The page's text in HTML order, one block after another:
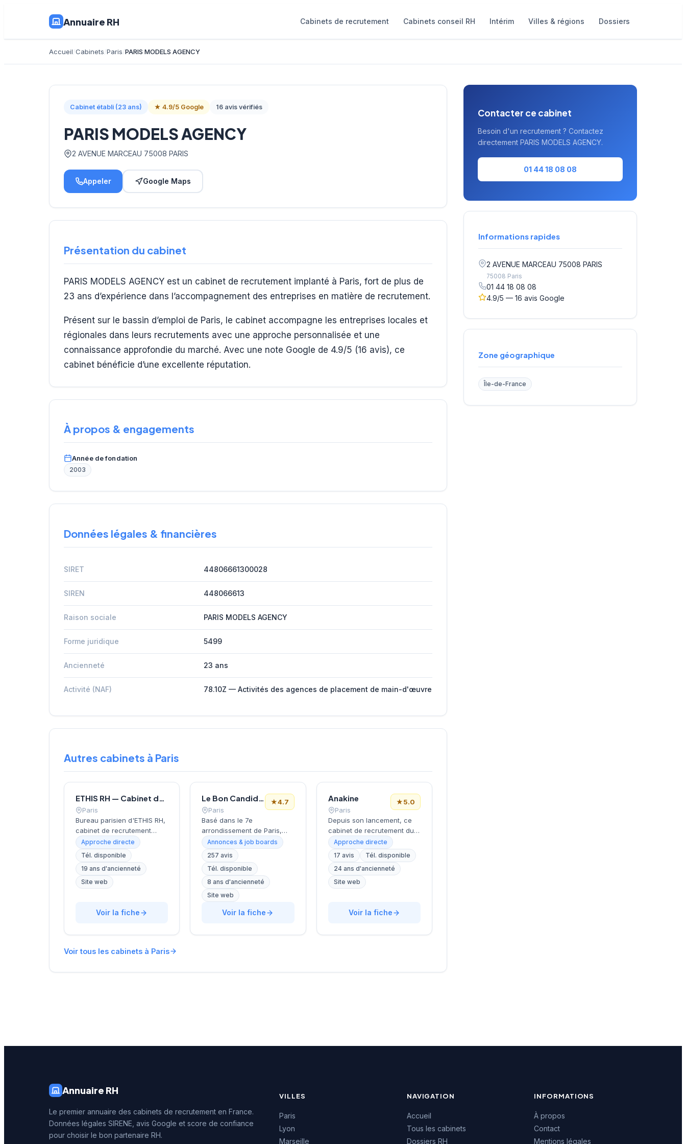
Annuaire RH Cabinets de recrutement Cabinets conseil RH Intérim Villes & régions Dossiers
Accueil Cabinets Paris PARIS MODELS AGENCY
Cabinet établi (23 ans) ★ 4.9/5 Google 16 avis vérifiés
PARIS MODELS AGENCY
2 AVENUE MARCEAU 75008 PARIS
Appeler Google Maps
Présentation du cabinet
PARIS MODELS AGENCY est un cabinet de recrutement implanté à Paris, fort de plus de
23 ans d’expérience dans l’accompagnement des entreprises en matière de recrutement.
Présent sur le bassin d’emploi de Paris, le cabinet accompagne les entreprises locales et
régionales dans leurs recrutements avec une approche personnalisée et une
connaissance approfondie du marché. Avec une note Google de 4.9/5 (16 avis), ce
cabinet bénéficie d’une excellente réputation.
À propos & engagements
Année de fondation
2003
Données légales & financières
SIRET 44806661300028
SIREN 448066613
Raison sociale PARIS MODELS AGENCY
Forme juridique 5499
Ancienneté 23 ans
Activité (NAF) 78.10Z — Activités des agences de placement de main-d'œuvre
Autres cabinets à Paris
ETHIS RH — Cabinet de recrutement à Paris
Paris
Bureau parisien d'ETHIS RH,
cabinet de recrutement
fondé en 2007, spécialisé
dans le conseil en
ressources humaines, le
recrutement de cadres et
dirigeants, le coaching et
arrondissement de Paris, à
l'équipe accompagne les
dans leurs recherches de
personnalisée.
Approche directe
Tél. disponible
19 ans d'ancienneté
Site web
Voir la fiche
Le Bon Candidat
Paris
★4.7
Basé dans le 7e
arrondissement de Paris,
près de la Tour Eiffel et des
Invalides, ce cabinet de
recrutement bénéficie d'une
localisation prestigieuse au
cœur de la capitale. Installé
rue de Bellechasse, il
accompagne les entreprises
dans leurs recrutements
personnalisée. La structure
note de 4.7/5 sur plus de
Annonces & job boards
257 avis
Tél. disponible
8 ans d'ancienneté
Site web
Voir la fiche
Anakine
Paris
★5.0
Depuis son lancement, ce
cabinet de recrutement du
9e arrondissement
accompagne les entreprises
dans leurs recherches de
talents, avec une approche
centrée sur les métiers du
quartier Opéra-Grands
développe une expertise
L'équipe intervient tant sur
satisfaction des clients
Approche directe
17 avis
Tél. disponible
24 ans d'ancienneté
Site web
Voir la fiche
Voir tous les cabinets à Paris
Contacter ce cabinet
Besoin d'un recrutement ? Contactez
directement PARIS MODELS AGENCY.
01 44 18 08 08
Informations rapides
2 AVENUE MARCEAU 75008 PARIS
75008 Paris
01 44 18 08 08
4.9/5 — 16 avis Google
Zone géographique
Île-de-France
Annuaire RH
Le premier annuaire des cabinets de recrutement en France.
Données légales SIRENE, avis Google et score de confiance
pour choisir le bon partenaire RH.
VILLES
Paris
Lyon
Marseille
NAVIGATION
Accueil
Tous les cabinets
Dossiers RH
INFORMATIONS
À propos
Contact
Mentions légales